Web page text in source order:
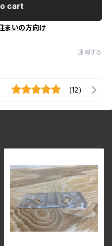
cart
まいの方向け
通報する
(12)